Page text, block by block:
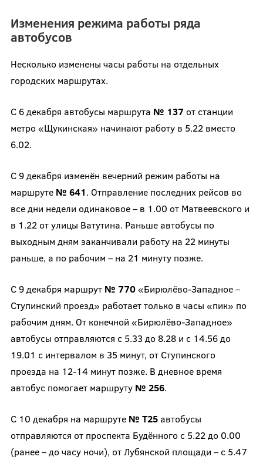
Изменения режима работы ряда
автобусов
Несколько изменены часы работы на отдельных
городских маршрутах.
С 6 декабря автобусы маршрута № 137 от станции
метро «Щукинская» начинают работу в 5.22 вместо
6.02.
С 9 декабря изменён вечерний режим работы на
маршруте № 641. Отправление последних рейсов во
все дни недели одинаковое – в 1.00 от Матвеевского и
в 1.22 от улицы Ватутина. Раньше автобусы по
выходным дням заканчивали работу на 22 минуты
раньше, а по рабочим – на 21 минуту позже.
С 9 декабря маршрут № 770«Бирюлёво-Западное –
Ступинский проезд» работает только в часы «пик» по
рабочим дням. От конечной «Бирюлёво-Западное»
автобусы отправляются с 5.33 до 8.28 и с 14.56 до
19.01 с интервалом в 35 минут, от Ступинского
проезда на 12-14 минут позже. В дневное время
автобус помогает маршруту № 256.
С 10 декабря на маршруте № Т25автобусы
отправляются от проспекта Будённого с 5.22 до 0.00
(ранее – до часу ночи), от Лубянской площади – с 5.47